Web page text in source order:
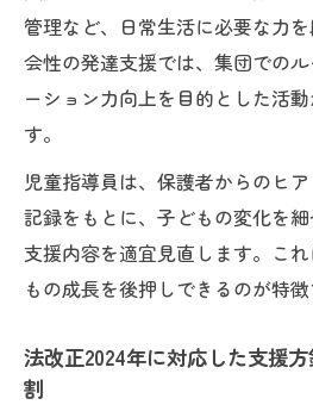
管理など、日常生活に必要な力
会性の発達支援では、集団での
ーション力向上を目的とした活
す。
児童指導員は、保護者からのヒ
記録をもとに、子どもの変化を
支援内容を適宜見直します。こ
もの成長を後押しできるのが特徴
法改正2024年に対応した支援
割